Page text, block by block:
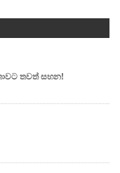
තවත් සහන!